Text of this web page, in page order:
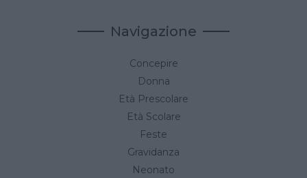
Navigazione
Concepire
Donna
Età Prescolare
Età Scolare
Feste
Gravidanza
Neonato